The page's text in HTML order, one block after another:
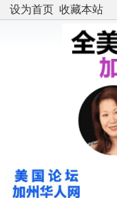
设为首页 收藏本站